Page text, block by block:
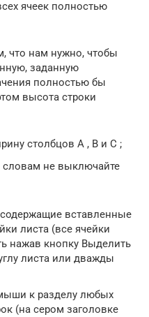
ячеек полностью
что нам нужно, чтобы
заданную
полностью бы
высота строки
столбцов А , B и С ;
не выключайте
вставленные
листа (все ячейки
нажав кнопку Выделить
листа или дважды
к разделу любых
(на сером заголовке